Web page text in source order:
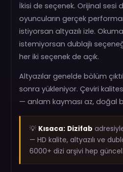
İkisi de seçenek. Orijinal sesi
oyuncuların gerçek
istiyorsan altyazılı izle.
istemiyorsan dublajlı
her iki seçenek de açık.
Altyazılar genelde bölüm
sonra yükleniyor. Çeviri
— anlam kayması az, doğal
💡 Kısaca: Dizifab
— HD kalite, altyazılı ve
6000+ dizi arşivi hep güncel.